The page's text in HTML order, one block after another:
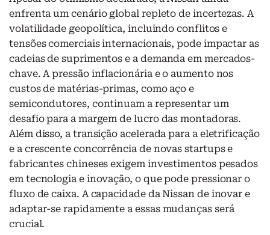
enfrenta um cenário global repleto de incertezas. A
volatilidade geopolítica, incluindo conflitos e
tensões comerciais internacionais, pode impactar as
cadeias de suprimentos e a demanda em mercados-
chave. A pressão inflacionária e o aumento nos
custos de matérias-primas, como aço e
semicondutores, continuam a representar um
desafio para a margem de lucro das montadoras.
Além disso, a transição acelerada para a eletrificação
e a crescente concorrência de novas startups e
fabricantes chineses exigem investimentos pesados
em tecnologia e inovação, o que pode pressionar o
fluxo de caixa. A capacidade da Nissan de inovar e
adaptar-se rapidamente a essas mudanças será
crucial.